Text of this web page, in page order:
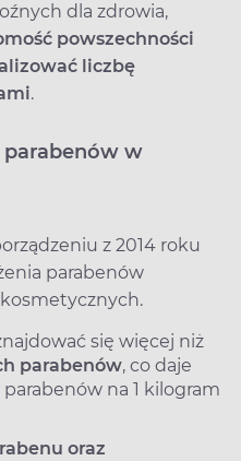
dla zdrowia,
powszechności
liczbę
.
parabenów w
z 2014 roku
parabenów
się więcej niż
parabenów, co daje
na 1 kilogram
oraz